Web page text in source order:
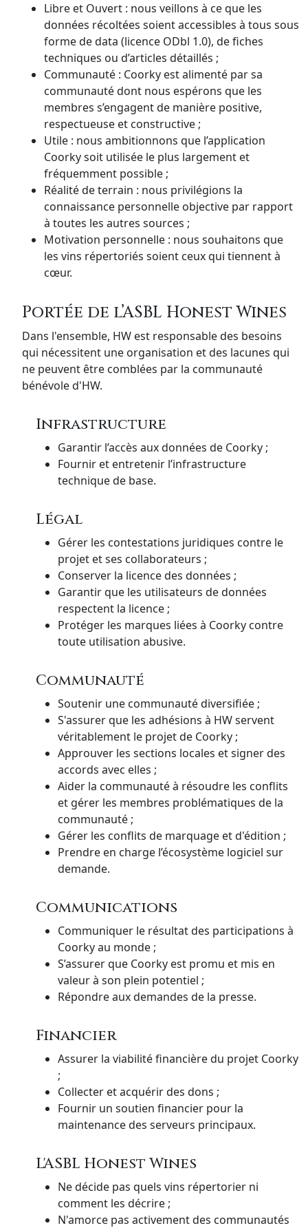
Libre et Ouvert : nous veillons à ce que les
données récoltées soient accessibles à tous sous
forme de data (licence ODbl 1.0), de fiches
techniques ou d’articles détaillés ;
Communauté : Coorky est alimenté par sa
communauté dont nous espérons que les
membres s’engagent de manière positive,
respectueuse et constructive ;
Utile : nous ambitionnons que l’application
Coorky soit utilisée le plus largement et
fréquemment possible ;
Réalité de terrain : nous privilégions la
connaissance personnelle objective par rapport
à toutes les autres sources ;
Motivation personnelle : nous souhaitons que
les vins répertoriés soient ceux qui tiennent à
cœur.
Portée de l’ASBL Honest Wines
Dans l'ensemble, HW est responsable des besoins
qui nécessitent une organisation et des lacunes qui
ne peuvent être comblées par la communauté
bénévole d'HW.
Infrastructure
Garantir l’accès aux données de Coorky ;
Fournir et entretenir l’infrastructure
technique de base.
Légal
Gérer les contestations juridiques contre le
projet et ses collaborateurs ;
Conserver la licence des données ;
Garantir que les utilisateurs de données
respectent la licence ;
Protéger les marques liées à Coorky contre
toute utilisation abusive.
Communauté
Soutenir une communauté diversifiée ;
S'assurer que les adhésions à HW servent
véritablement le projet de Coorky ;
Approuver les sections locales et signer des
accords avec elles ;
Aider la communauté à résoudre les conflits
et gérer les membres problématiques de la
communauté ;
Gérer les conflits de marquage et d'édition ;
Prendre en charge l’écosystème logiciel sur
demande.
Communications
Communiquer le résultat des participations à
Coorky au monde ;
S’assurer que Coorky est promu et mis en
valeur à son plein potentiel ;
Répondre aux demandes de la presse.
Financier
Assurer la viabilité financière du projet Coorky
;
Collecter et acquérir des dons ;
Fournir un soutien financier pour la
maintenance des serveurs principaux.
L'ASBL Honest Wines
Ne décide pas quels vins répertorier ni
comment les décrire ;
N'amorce pas activement des communautés